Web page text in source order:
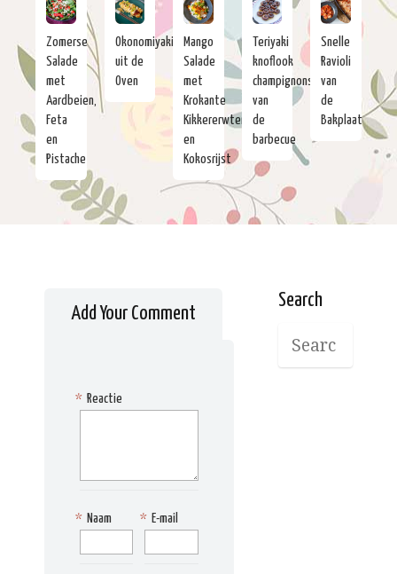
Zomerse
Salade
met
Aardbeien,
Feta
en
Pistache
Okonomiyaki
uit de
Oven
Mango
Salade
met
Krokante
Kikkererwten
en
Kokosrijst
Teriyaki
knoflook
champignons
van
de
barbecue
Snelle
Ravioli
van
de
Bakplaat
Add Your Comment
Reactie
*
Naam
* E-mail
*
Search